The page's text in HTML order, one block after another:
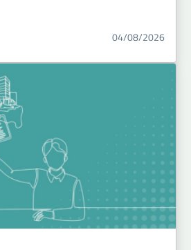
04/08/2026